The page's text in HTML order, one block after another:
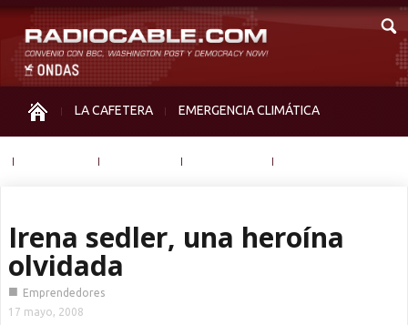
LA CAFETERA EMERGENCIA CLIMÁTICA
Irena sedler, una heroína
olvidada
■ Emprendedores
17 mayo, 2008